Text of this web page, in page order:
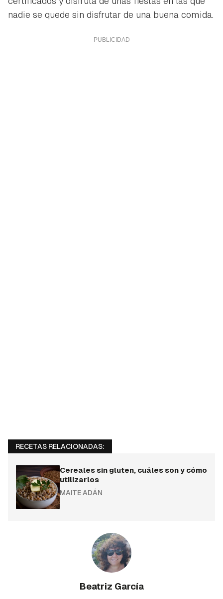
nadie se quede sin disfrutar de una buena comida.
RECETAS RELACIONADAS:
Cereales sin gluten, cuáles son y cómo
utilizarlos
MAITE ADÁN
Beatriz García